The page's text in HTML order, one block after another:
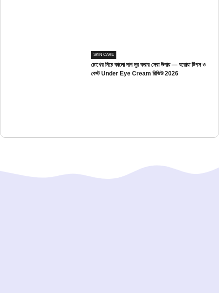
SKIN CARE
চোখের নিচে কালো দাগ দূর করার সেরা উপায় — ঘরোয়া টিপস ও
বেস্ট Under Eye Cream রিভিউ 2026